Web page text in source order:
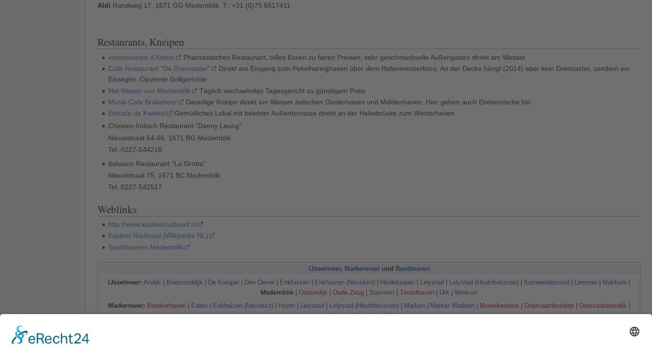
Aldi Randweg 17, 1671 GG Medemblik, T.: +31 (0)75 6517411
Restaurants, Kneipen
visrestaurant d'Artiest
Phantastisches Restaurant, tolles Essen zu fairen Preisen, sehr geschmackvolle Außengastro direkt am Wasser.
Café Restaurant "De Driemaster"
Direkt am Eingang zum Pekelharinghaven über dem Hafenmeisterbüro. An der Decke hängt (2014) aber kein Dreimaster, sondern ein
Eissegler. Opulente Grillgerichte.
Het Wapen van Medemblik
Täglich wechselndes Tagesgericht zu günstigem Preis
Musik-Cafe Brakeboer
Gesellige Kneipe direkt am Wasser zwischen Oosterhaven und Middenhaven. Hier gehen auch Einheimische hin.
Eetcafe de Kwikkel
Gemütliches Lokal mit belebter Außenterrasse direkt an der Hebebrücke zum Westerhaven
Chinees-Indisch Restaurant "Danny Leung"
Nieuwstraat 64-66, 1671 BG Medemblik
Tel. 0227-544218‎
Italiaans Restaurant "La Grotta"
Nieuwstraat 75, 1671 BC Medemblik
Tel. 0227-542517
Weblinks
http://www.kasteelradboud.nl
Kasteel Radboud (Wikipedia NL)
Stadshavens Medemblik
IJsselmeer, Markermeerund
Randmeren
IJsselmeer: Andijk | Breezanddijk | De Kreupel | Den Oever | Enkhuizen | Enkhuizen (Naviduct) | Hindeloopen | Lelystad | Lelystad (Houtribsluizen) | Kornwerderzand | Lemmer | Makkum |
Medemblik| Oosterdijk | Oude Zeug| Stavoren| Trintelhaven| Urk | Workum
Markermeer: Broekerhaven Edam Enkhuizen (Naviduct) Hoorn Lelystad Lelystad (Houtribsluizen) Marken Marker Wadden Monnikendam Oostvaardersdiep Oostvaardersdijk
Uitdam|Volendam|Wijdenes
mit